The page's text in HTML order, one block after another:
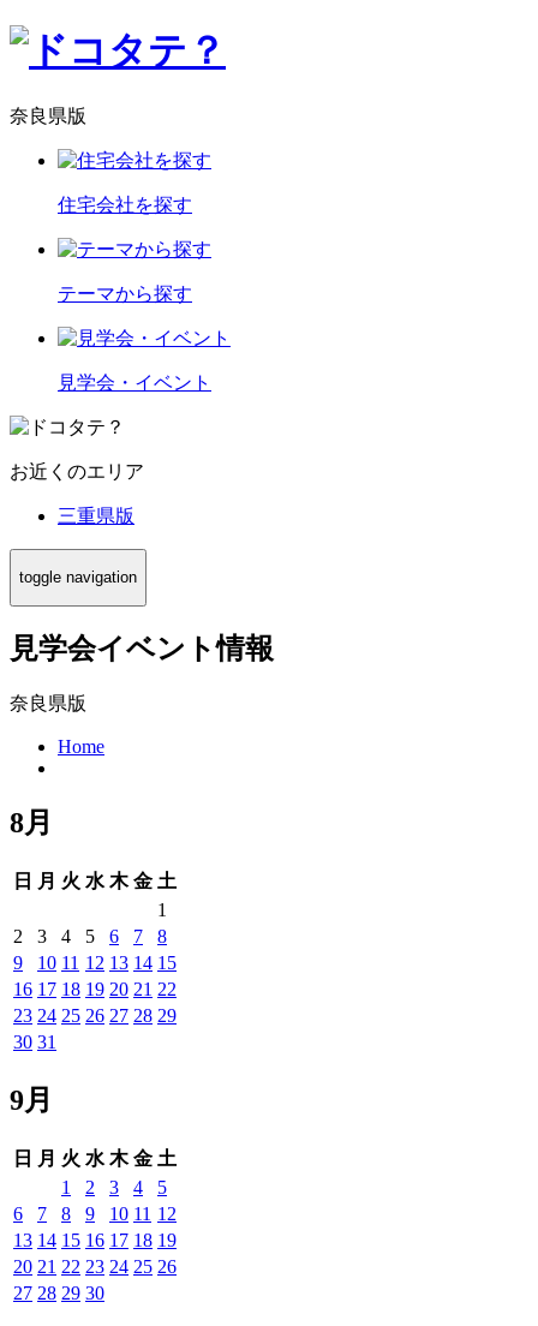
奈良県版
住宅会社を探す
テーマから探す
見学会・イベント
お近くのエリア
三重県版
toggle navigation
見学会イベント情報
奈良県版
Home
8月
日 月 火 水 木 金 土
1
2
3 4 5 6 7
8
9
10 11 12 13 14 15
16 17 18 19 20 21 22
23 24 25 26 27 28 29
30 31
9月
日 月 火 水 木 金 土
1
2 3 4
5
6
7 8 9 10 11 12
13 14 15 16 17 18 19
20 21 22 23 24 25 26
27 28 29 30